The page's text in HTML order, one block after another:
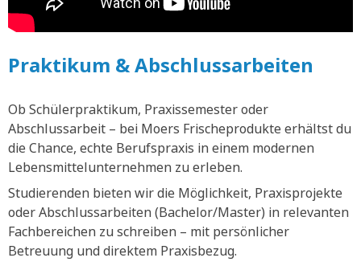
Praktikum & Abschlussarbeiten
Ob Schülerpraktikum, Praxissemester oder
Abschlussarbeit – bei Moers Frischeprodukte erhältst du
die Chance, echte Berufspraxis in einem modernen
Lebensmittelunternehmen zu erleben.
Studierenden bieten wir die Möglichkeit, Praxisprojekte
oder Abschlussarbeiten (Bachelor/Master) in relevanten
Fachbereichen zu schreiben – mit persönlicher
Betreuung und direktem Praxisbezug.